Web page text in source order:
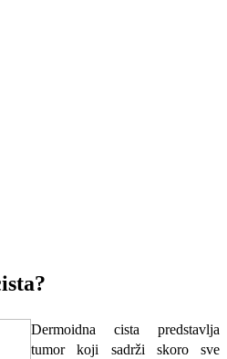
Dermoidna cista predstavlja
tumor koji sadrži skoro sve